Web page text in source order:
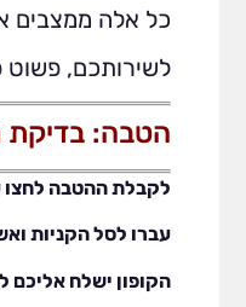
כל אלה ממצבים
לשירותכם, פשוט
הטבה: בדיקת
לקבלת ההטבה
עברו לסל הקניות
הקופון ישלח אליכם